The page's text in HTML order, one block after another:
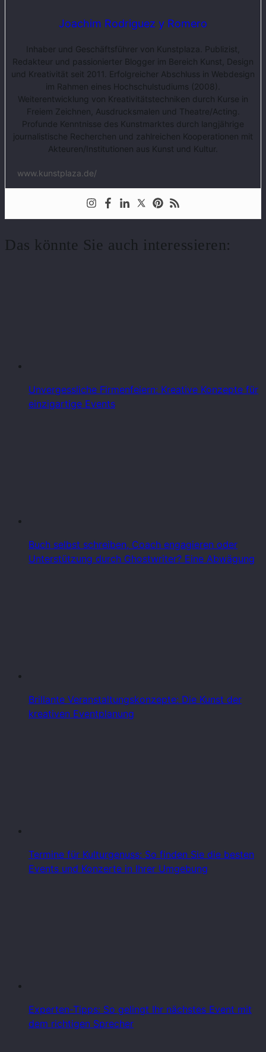
Joachim Rodriguez y Romero
Inhaber und Geschäftsführer von Kunstplaza. Publizist,
Redakteur und passionierter Blogger im Bereich Kunst, Design
und Kreativität seit 2011. Erfolgreicher Abschluss in Webdesign
im Rahmen eines Hochschulstudiums (2008).
Weiterentwicklung von Kreativitätstechniken durch Kurse in
Freiem Zeichnen, Ausdrucksmalen und Theatre/Acting.
Profunde Kenntnisse des Kunstmarktes durch langjährige
journalistische Recherchen und zahlreichen Kooperationen mit
Akteuren/Institutionen aus Kunst und Kultur.
www.kunstplaza.de/
Das könnte Sie auch interessieren:
Unvergessliche Firmenfeiern: Kreative Konzepte für
einzigartige Events
Buch selbst schreiben, Coach engagieren oder
Unterstützung durch Ghostwriter? Eine Abwägung
Brillante Veranstaltungskonzepte: Die Kunst der
kreativen Eventplanung
Termine für Kulturgenuss: So finden Sie die besten
Events und Konzerte in Ihrer Umgebung
Experten-Tipps: So gelingt Ihr nächstes Event mit
dem richtigen Sprecher